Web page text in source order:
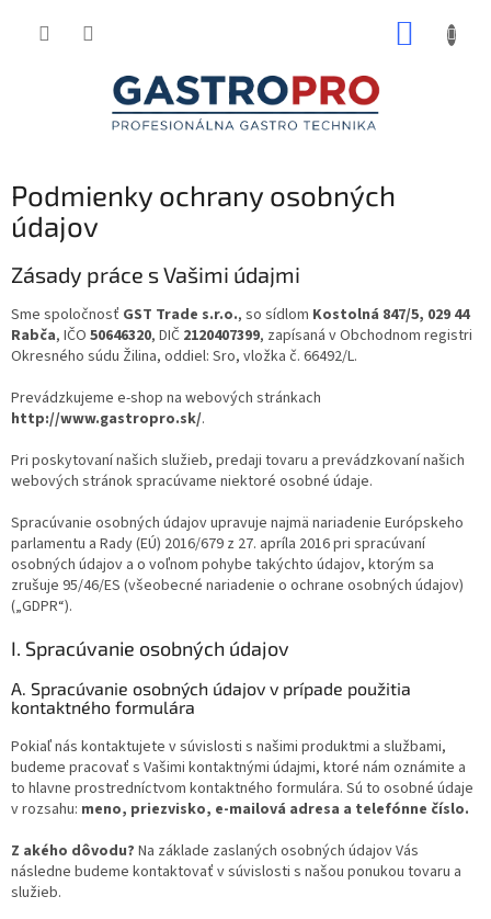
Podmienky ochrany osobných
údajov
Zásady práce s Vašimi údajmi
Sme spoločnosť GST Trade s.r.o., so sídlom Kostolná 847/5, 029 44
Rabča, IČO 50646320, DIČ 2120407399, zapísaná v Obchodnom registri
Okresného súdu Žilina, oddiel: Sro, vložka č. 66492/L.
Prevádzkujeme e-shop na webových stránkach
http://www.gastropro.sk/.
Pri poskytovaní našich služieb, predaji tovaru a prevádzkovaní našich
webových stránok spracúvame niektoré osobné údaje.
Spracúvanie osobných údajov upravuje najmä nariadenie Európskeho
parlamentu a Rady (EÚ) 2016/679 z 27. apríla 2016 pri spracúvaní
osobných údajov a o voľnom pohybe takýchto údajov, ktorým sa
zrušuje 95/46/ES (všeobecné nariadenie o ochrane osobných údajov)
(„GDPR“).
I. Spracúvanie osobných údajov
A. Spracúvanie osobných údajov v prípade použitia
kontaktného formulára
Pokiaľ nás kontaktujete v súvislosti s našimi produktmi a službami,
budeme pracovať s Vašimi kontaktnými údajmi, ktoré nám oznámite a
to hlavne prostredníctvom kontaktného formulára. Sú to osobné údaje
v rozsahu: meno, priezvisko, e-mailová adresa a telefónne číslo.
Z akého dôvodu? Na základe zaslaných osobných údajov Vás
následne budeme kontaktovať v súvislosti s našou ponukou tovaru a
služieb.